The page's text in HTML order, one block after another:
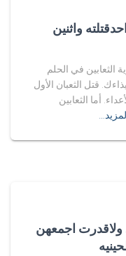
واثنين
الثعابين في الحلم
قتل الثعبان الأول
أما الثعابين
اجمعهن